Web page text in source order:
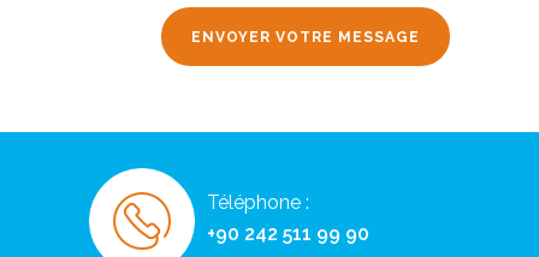
Téléphone :
+90 242 511 99 90